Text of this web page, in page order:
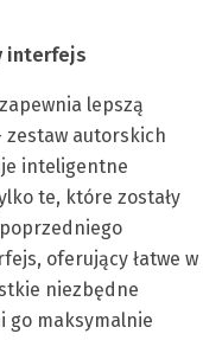
interfejs
lepszą
zestaw autorskich
inteligentne
te, które zostały
oferujący łatwe w
niezbędne
go maksymalnie